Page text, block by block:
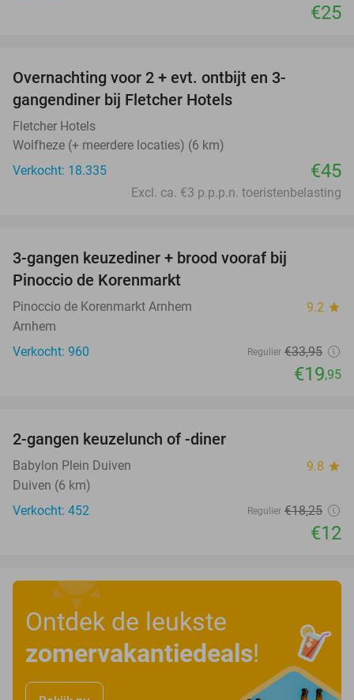
€25
Overnachting voor 2 + evt. ontbijt en 3-
gangendiner bij Fletcher Hotels
Fletcher Hotels
Wolfheze (+ meerdere locaties) (6 km)
Verkocht: 18.335
€45
Excl. ca. €3 p.p.p.n. toeristenbelasting
3-gangen keuzediner + brood vooraf bij
Pinoccio de Korenmarkt
Pinoccio de Korenmarkt Arnhem 9.2 star
Arnhem
Verkocht: 960
Regulier €33,95
€19,95
2-gangen keuzelunch of -diner
Babylon Plein Duiven 9.8 star
Duiven (6 km)
Verkocht: 452
Regulier €18,25
€12
Ontdek de leukste
zomervakantiedeals!